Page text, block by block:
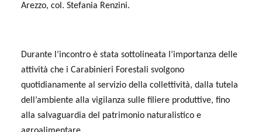
Arezzo, col. Stefania Renzini.
Durante l’incontro è stata sottolineata l’importanza delle
attività che i Carabinieri Forestali svolgono
quotidianamente al servizio della collettività, dalla tutela
dell’ambiente alla vigilanza sulle filiere produttive, fino
alla salvaguardia del patrimonio naturalistico e